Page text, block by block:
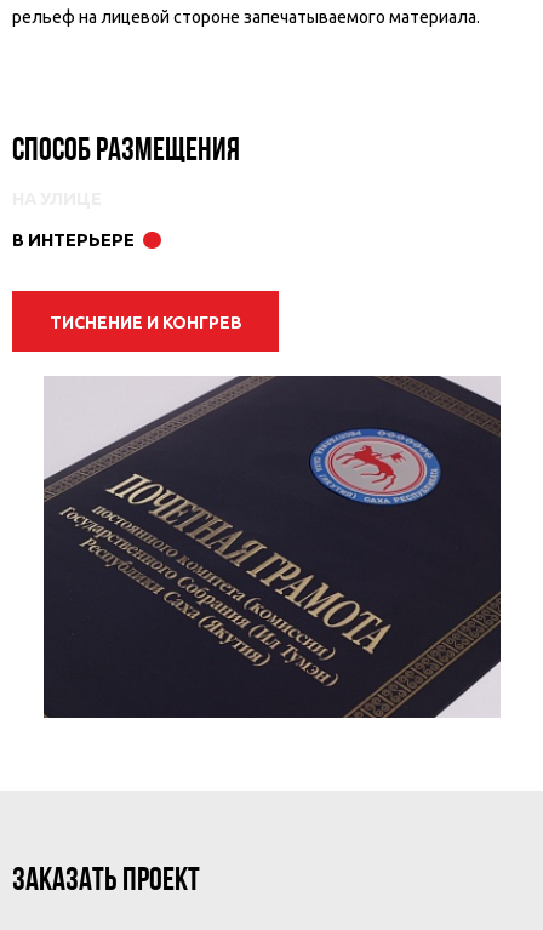
рельеф на лицевой стороне запечатываемого материала.
Способ размещения
В ИНТЕРЬЕРЕ
ТИСНЕНИЕ И КОНГРЕВ
ЗАКАЗАТЬ ПРОЕКТ